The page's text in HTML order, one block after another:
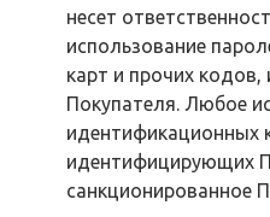
несет
использование
карт и прочих
Покупателя. Любое
идентификационных
идентифицирующих
санкционированное